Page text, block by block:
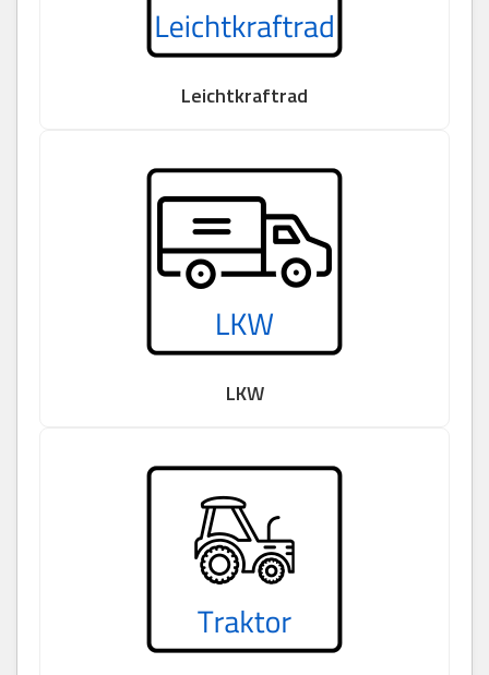
Leichtkraftrad
LKW